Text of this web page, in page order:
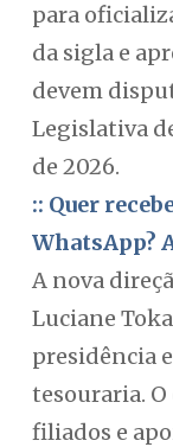
para
da sigla e
devem
Legislativa
de 2026.
:: Quer
WhatsApp?
A nova
Luciane
presidência
tesouraria.
filiados e